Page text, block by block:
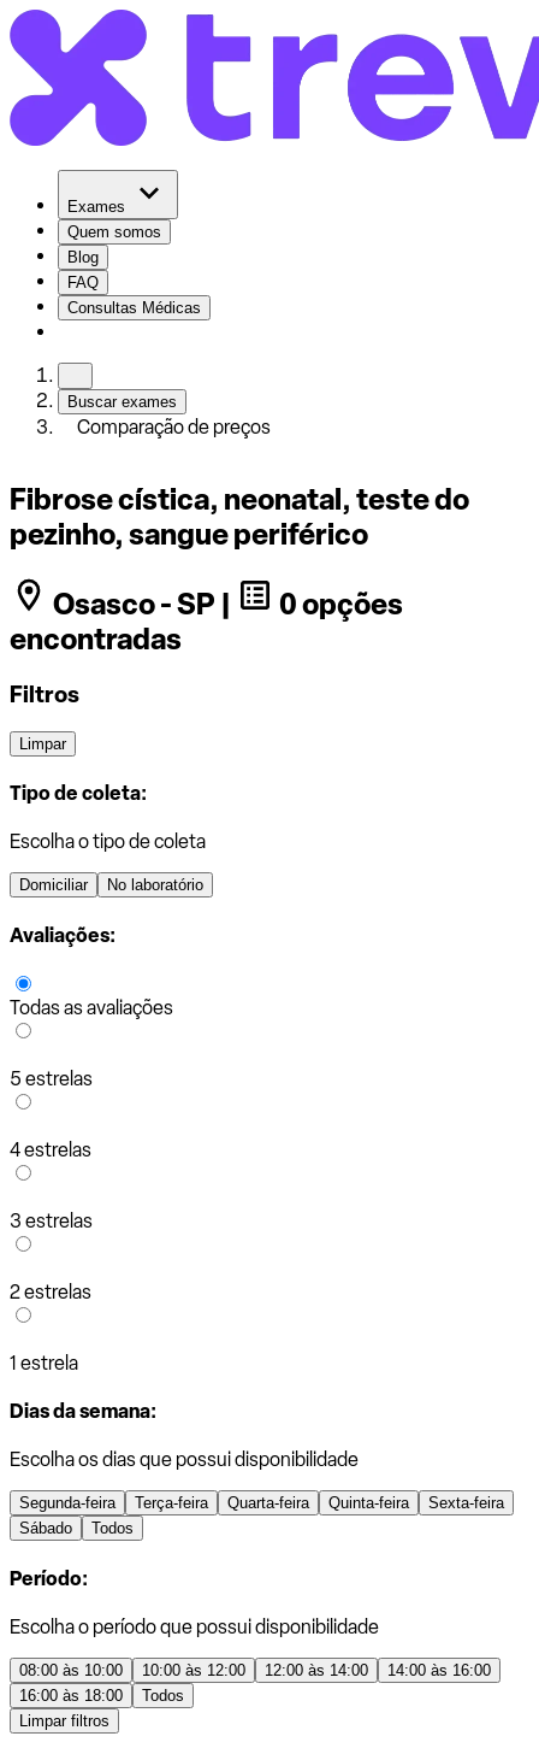
Exames
Quem somos
Blog
FAQ
Consultas Médicas
Buscar exames
Comparação de preços
Fibrose cística, neonatal, teste do
pezinho, sangue periférico
Osasco - SP |
0 opções
encontradas
Filtros
Limpar
Tipo de coleta:
Escolha o tipo de coleta
Domiciliar No laboratório
Avaliações:
Todas as avaliações
5 estrelas
4 estrelas
3 estrelas
2 estrelas
1 estrela
Dias da semana:
Escolha os dias que possui disponibilidade
Segunda-feira Terça-feira Quarta-feira Quinta-feira
Sexta-feira
Sábado
Todos
Período:
Escolha o período que possui disponibilidade
08:00 às 10:00 10:00 às 12:00 12:00 às 14:00
14:00 às 16:00
16:00 às 18:00
Todos
Limpar filtros